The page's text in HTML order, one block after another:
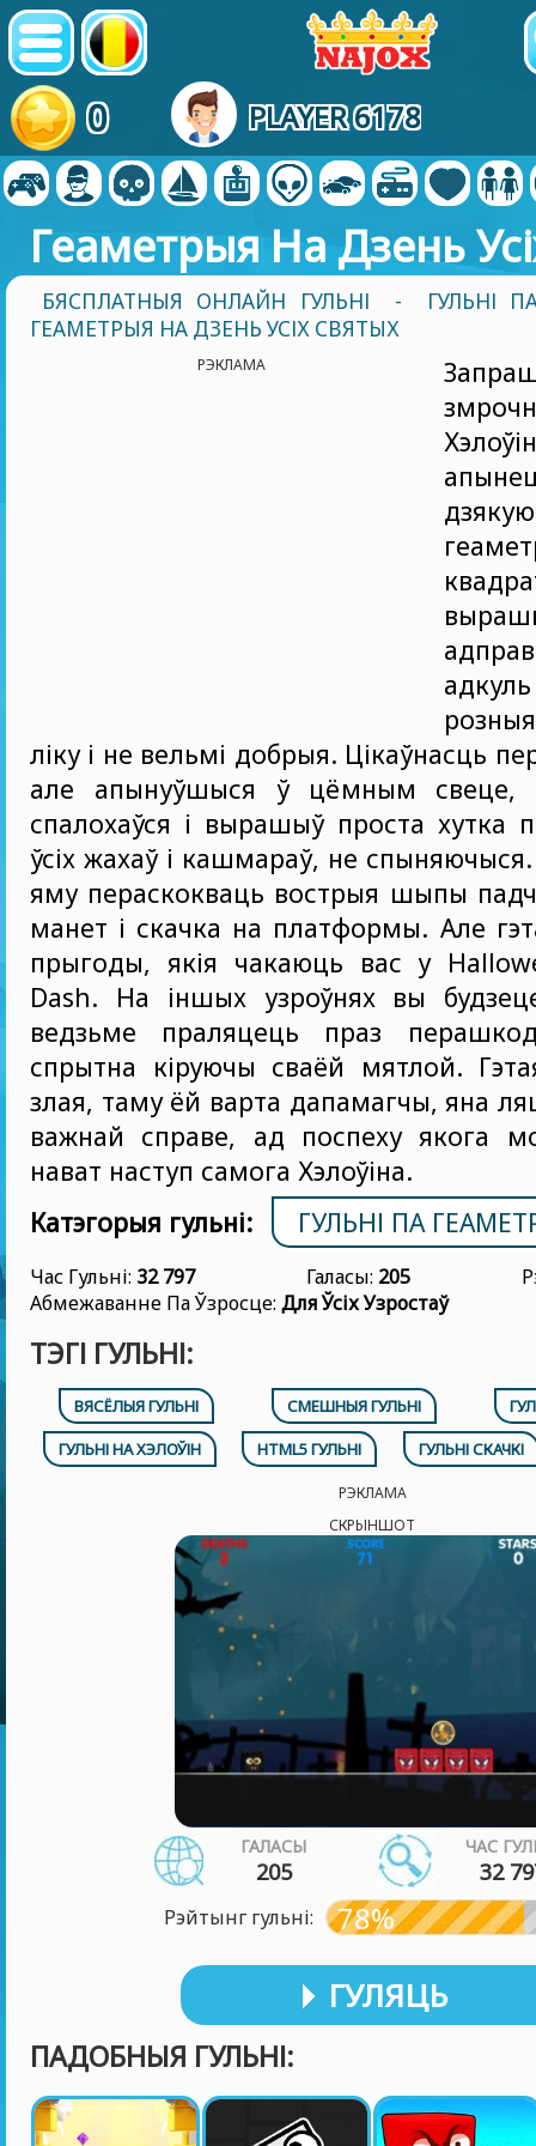
0 PLAYER 6178
Геаметрыя На Дзень
БЯСПЛАТНЫЯ ОНЛАЙН ГУЛЬНІ -
ГУЛЬНІ
ГЕАМЕТРЫЯ НА ДЗЕНЬ УСІХ СВЯТЫХ
РЭКЛАМА
ліку і не вельмі добрыя. Цікаўнасць
але апынуўшыся ў цёмным свеце,
спалохаўся і вырашыў проста хутка
ўсіх жахаў і кашмараў, не
яму пераскокваць вострыя шыпы
манет і скачка на платформы. Але
прыгоды, якія чакаюць вас у
Dash. На іншых узроўнях вы
ведзьме праляцець праз
спрытна кіруючы сваёй мятлой.
злая, таму ёй варта дапамагчы, яна
важнай справе, ад поспеху якога
нават наступ самога Хэлоўіна.
Катэгорыя гульні:
ГУЛЬНІ ПА
Час Гульні: 32 797 Галасы: 205
Абмежаванне Па Ўзросце: Для Ўсіх Узростаў
ТЭГІ ГУЛЬНІ:
ВЯСЁЛЫЯ ГУЛЬНІ СМЕШНЫЯ ГУЛЬНІ
ГУЛЬНІ НА ХЭЛОЎІН
HTML5 ГУЛЬНІ ГУЛЬНІ СКАЧКІ
РЭКЛАМА
СКРЫНШОТ
ГАЛАСЫ
205
ЧАС
32
Рэйтынг гульні: 78%
ГУЛЯЦЬ
ПАДОБНЫЯ ГУЛЬНІ: